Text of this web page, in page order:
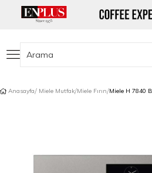
Anasayfa Miele Mutfak Miele Fırın